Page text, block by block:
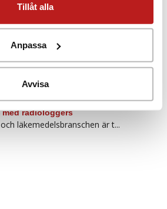
Tillåt alla
Anpassa
Avvisa
sker på rätt sät...
transporter
med radiologgers
läkemedelsbranschen är t...